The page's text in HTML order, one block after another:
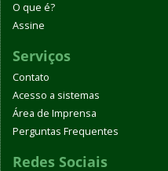
O que é?
Assine
Serviços
Contato
Acesso a sistemas
Área de Imprensa
Perguntas Frequentes
Redes Sociais